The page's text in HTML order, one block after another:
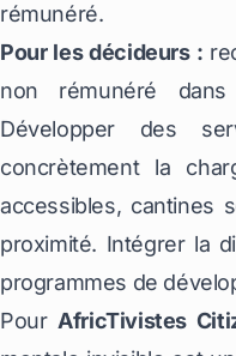
rémunéré.
Pour les décideurs :
non rémunéré dans
Développer des
concrètement la
accessibles, cantines
proximité. Intégrer la
programmes de
PourAfricTivistes